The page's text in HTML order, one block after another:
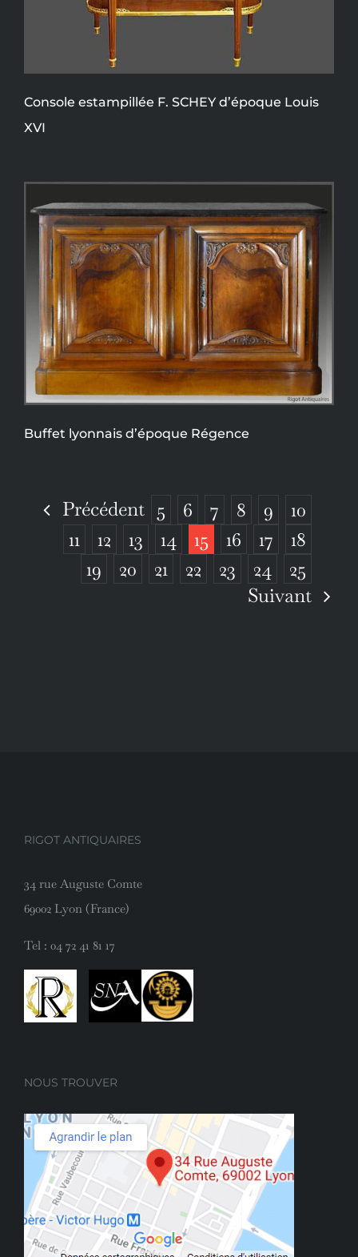
Console estampillée F. SCHEY d’époque Louis
XVI
Buffet lyonnais d’époque Régence
Précédent 5 6 7 8 9
10
11
12 13 14 15 16 17
18
19
20 21 22 23 24
25
Suivant
RIGOT ANTIQUAIRES
34 rue Auguste Comte
69002 Lyon (France)
Tel : 04 72 41 81 17
NOUS TROUVER